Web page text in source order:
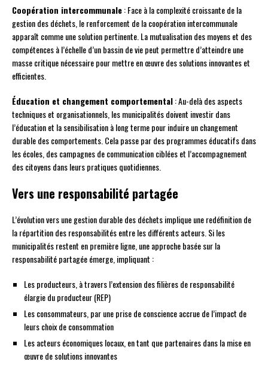
Coopération intercommunale: Face à la complexité croissante de la
gestion des déchets, le renforcement de la coopération intercommunale
apparaît comme une solution pertinente. La mutualisation des moyens et des
compétences à l’échelle d’un bassin de vie peut permettre d’atteindre une
masse critique nécessaire pour mettre en œuvre des solutions innovantes et
efficientes.
Éducation et changement comportemental: Au-delà des aspects
techniques et organisationnels, les municipalités doivent investir dans
l’éducation et la sensibilisation à long terme pour induire un changement
durable des comportements. Cela passe par des programmes éducatifs dans
les écoles, des campagnes de communication ciblées et l’accompagnement
des citoyens dans leurs pratiques quotidiennes.
Vers une responsabilité partagée
L’évolution vers une gestion durable des déchets implique une redéfinition de
la répartition des responsabilités entre les différents acteurs. Si les
municipalités restent en première ligne, une approche basée sur la
responsabilité partagée émerge, impliquant :
Les producteurs, à travers l’extension des filières de responsabilité
élargie du producteur (REP)
Les consommateurs, par une prise de conscience accrue de l’impact de
leurs choix de consommation
Les acteurs économiques locaux, en tant que partenaires dans la mise en
œuvre de solutions innovantes